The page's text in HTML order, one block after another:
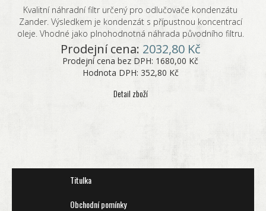
Kvalitní náhradní filtr určený pro odlučovače kondenzátu
Zander. Výsledkem je kondenzát s přípustnou koncentrací
oleje. Vhodné jako plnohodnotná náhrada původního filtru.
Prodejní cena: 2032,80 Kč
Prodejní cena bez DPH: 1680,00 Kč
Hodnota DPH: 352,80 Kč
Detail zboží
Titulka
Obchodní pomínky